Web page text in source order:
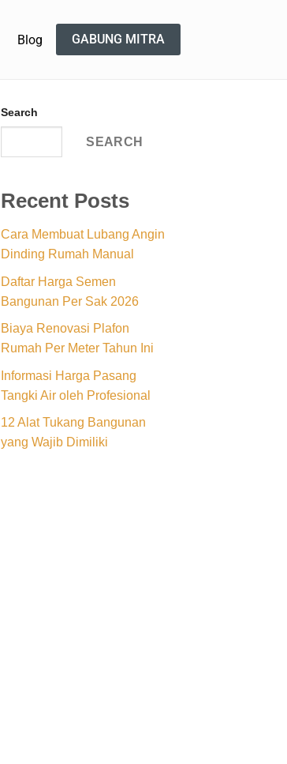
Blog GABUNG MITRA
Search
SEARCH
Recent Posts
Cara Membuat Lubang Angin
Dinding Rumah Manual
Daftar Harga Semen
Bangunan Per Sak 2026
Biaya Renovasi Plafon
Rumah Per Meter Tahun Ini
Informasi Harga Pasang
Tangki Air oleh Profesional
12 Alat Tukang Bangunan
yang Wajib Dimiliki